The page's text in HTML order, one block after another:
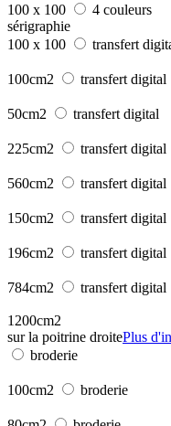
100 x 100
4 couleurs
sérigraphie
100 x 100
transfert
100cm2 transfert digital
50cm2 transfert digital
225cm2 transfert digital
560cm2 transfert digital
150cm2 transfert digital
196cm2 transfert digital
784cm2 transfert digital
1200cm2
sur la poitrine droitePlus
broderie
100cm2 broderie